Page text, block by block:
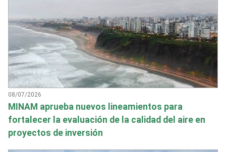
08/07/2026
MINAM aprueba nuevos lineamientos para
fortalecer la evaluación de la calidad del aire en
proyectos de inversión